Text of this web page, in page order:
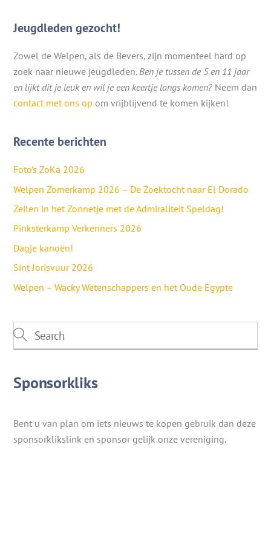
Jeugdleden gezocht!
Zowel de Welpen, als de Bevers, zijn momenteel hard op
zoek naar nieuwe jeugdleden. Ben je tussen de 5 en 11 jaar
en lijkt dit je leuk en wil je een keertje langs komen? Neem dan
contact met ons op om vrijblijvend te komen kijken!
Recente berichten
Foto’s ZoKa 2026
Welpen Zomerkamp 2026 – De Zoektocht naar El Dorado
Zeilen in het Zonnetje met de Admiraliteit Speldag!
Pinksterkamp Verkenners 2026
Dagje kanoën!
Sint Jorisvuur 2026
Welpen – Wacky Wetenschappers en het Oude Egypte
Sponsorkliks
Bent u van plan om iets nieuws te kopen gebruik dan deze
sponsorklikslink en sponsor gelijk onze vereniging.